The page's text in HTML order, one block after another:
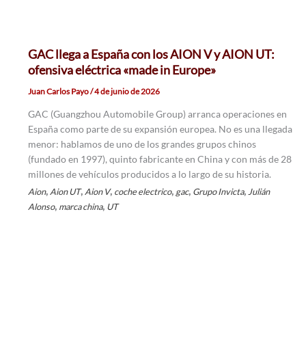
GAC llega a España con los AION V y AION UT:
ofensiva eléctrica «made in Europe»
Juan Carlos Payo/4 de junio de 2026
GAC (Guangzhou Automobile Group) arranca operaciones en
España como parte de su expansión europea. No es una llegada
menor: hablamos de uno de los grandes grupos chinos
(fundado en 1997), quinto fabricante en China y con más de 28
millones de vehículos producidos a lo largo de su historia.
Aion,Aion UT,Aion V, coche electrico, gac, Grupo Invicta,Julián
Alonso, marca china, UT